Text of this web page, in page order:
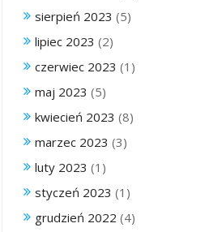
sierpień 2023 (5)
lipiec 2023 (2)
czerwiec 2023 (1)
maj 2023 (5)
kwiecień 2023 (8)
marzec 2023 (3)
luty 2023 (1)
styczeń 2023 (1)
grudzień 2022 (4)